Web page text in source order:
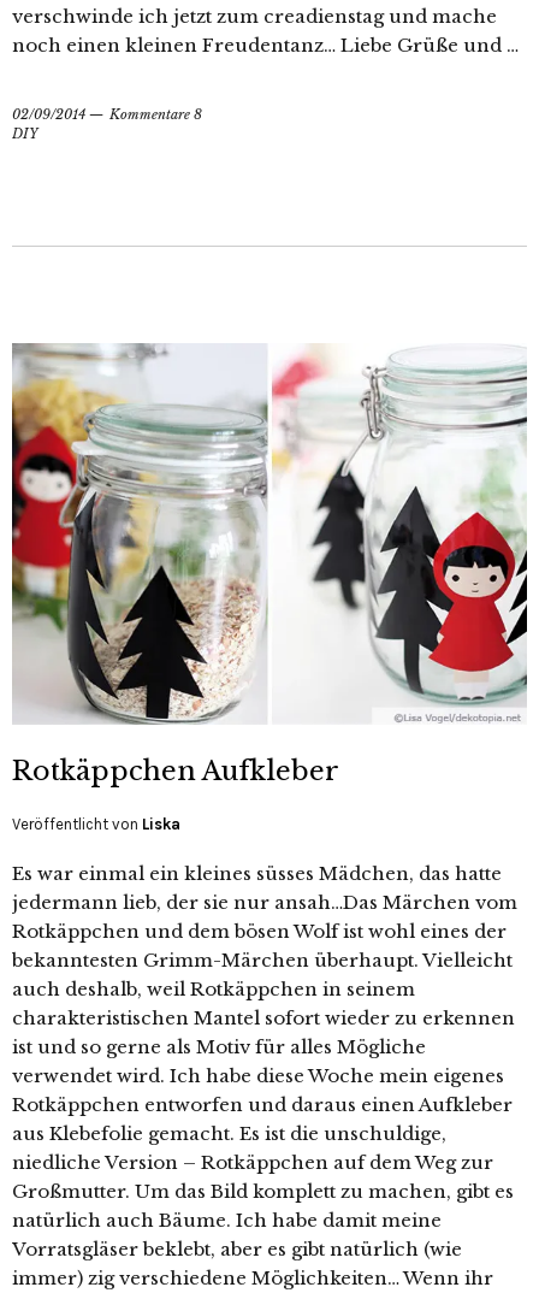
verschwinde ich jetzt zum creadienstag und mache
noch einen kleinen Freudentanz… Liebe Grüße und …
02/09/2014
Kommentare 8
DIY
Rotkäppchen Aufkleber
Veröffentlicht von Liska
Es war einmal ein kleines süsses Mädchen, das hatte
jedermann lieb, der sie nur ansah…Das Märchen vom
Rotkäppchen und dem bösen Wolf ist wohl eines der
bekanntesten Grimm-Märchen überhaupt. Vielleicht
auch deshalb, weil Rotkäppchen in seinem
charakteristischen Mantel sofort wieder zu erkennen
ist und so gerne als Motiv für alles Mögliche
verwendet wird. Ich habe diese Woche mein eigenes
Rotkäppchen entworfen und daraus einen Aufkleber
aus Klebefolie gemacht. Es ist die unschuldige,
niedliche Version – Rotkäppchen auf dem Weg zur
Großmutter. Um das Bild komplett zu machen, gibt es
natürlich auch Bäume. Ich habe damit meine
Vorratsgläser beklebt, aber es gibt natürlich (wie
immer) zig verschiedene Möglichkeiten… Wenn ihr